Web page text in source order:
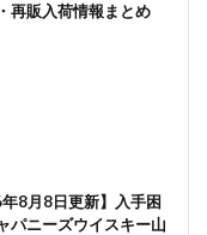
再販入荷情報まとめ
年8月8日更新】入手困
パニーズウイスキー山